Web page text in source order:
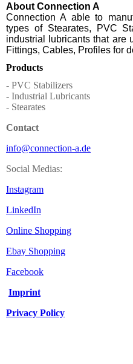
About Connection A
Connection A able to
types of Stearates, PVC
industrial lubricants that are
Fittings, Cables, Profiles for
Products
- PVC Stabilizers
- Industrial Lubricants
- Stearates
Contact
info@connection-a.de
Social Medias:
Instagram
LinkedIn
Online Shopping
Ebay Shopping
Facebook
Imprint
Privacy Policy